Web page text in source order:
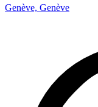
Genève, Genève